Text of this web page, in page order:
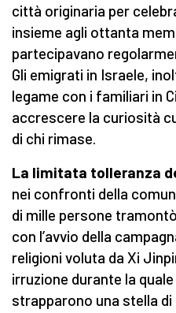
città originaria per
insieme agli ottanta
partecipavano
Gli emigrati in Israele,
legame con i familiari in
accrescere la curiosità
di chi rimase.
La limitata tolleranza
nei confronti della
di mille persone
con l’avvio della
religioni voluta da Xi
irruzione durante la
strapparono una stella di